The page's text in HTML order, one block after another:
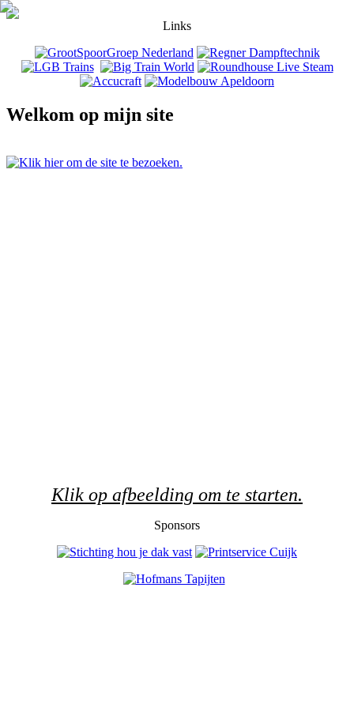
Links
Welkom op mijn site
Klik op afbeelding om te starten.
Sponsors